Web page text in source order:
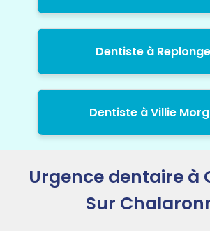
Dentiste à
Dentiste à Villie
Urgence dentaire à
Sur